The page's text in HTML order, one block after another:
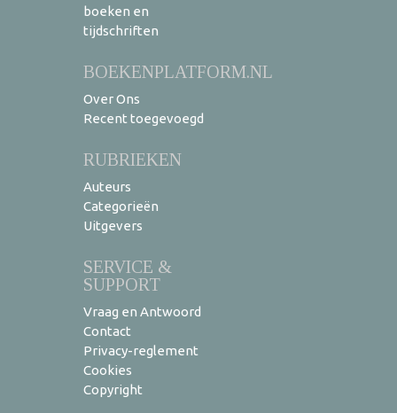
boeken en
tijdschriften
BOEKENPLATFORM.NL
Over Ons
Recent toegevoegd
RUBRIEKEN
Auteurs
Categorieën
Uitgevers
SERVICE &
SUPPORT
Vraag en Antwoord
Contact
Privacy-reglement
Cookies
Copyright